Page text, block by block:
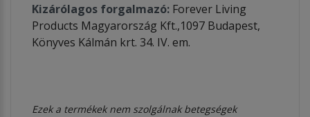
Kizárólagos forgalmazó: Forever Living
Products Magyarország Kft.,1097 Budapest,
Könyves Kálmán krt. 34. IV. em.
Ezek a termékek nem szolgálnak betegségek